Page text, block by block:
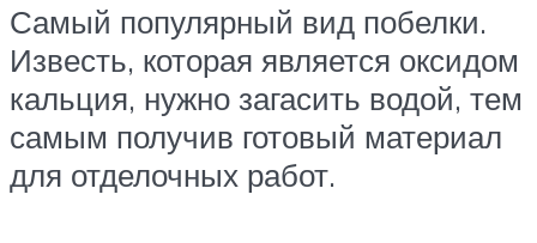
Самый популярный вид побелки.
Известь, которая является оксидом
кальция, нужно загасить водой, тем
самым получив готовый материал
для отделочных работ.